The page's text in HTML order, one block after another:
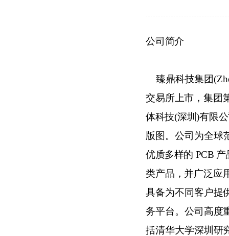
公司简介
臻鼎科技集团
交易所上市，集团
体科技(深圳)有限
版图。公司为全球
优质多样的 PCB 产
类产品，并广泛应
具备为不同客户提
务平台。公司高度
括清华大学深圳研